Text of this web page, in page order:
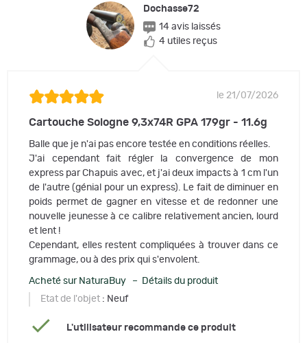
Dochasse72
14 avis laissés
4 utiles reçus
le 21/07/2026
Cartouche Sologne 9,3x74R GPA 179gr - 11.6g
Balle que je n'ai pas encore testée en conditions réelles.
J'ai cependant fait régler la convergence de mon
express par Chapuis avec, et j'ai deux impacts à 1 cm l'un
de l'autre (génial pour un express). Le fait de diminuer en
poids permet de gagner en vitesse et de redonner une
nouvelle jeunesse à ce calibre relativement ancien, lourd
et lent !
Cependant, elles restent compliquées à trouver dans ce
grammage, ou à des prix qui s'envolent.
Acheté sur NaturaBuy – Détails du produit
Etat de l'objet : Neuf
L'utilisateur recommande ce produit